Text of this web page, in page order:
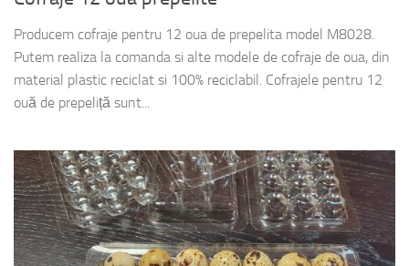
Producem cofraje pentru 12 oua de prepelita model M8028.
Putem realiza la comanda si alte modele de cofraje de oua, din
material plastic reciclat si 100% reciclabil. Cofrajele pentru 12
ouă de prepeliță sunt...